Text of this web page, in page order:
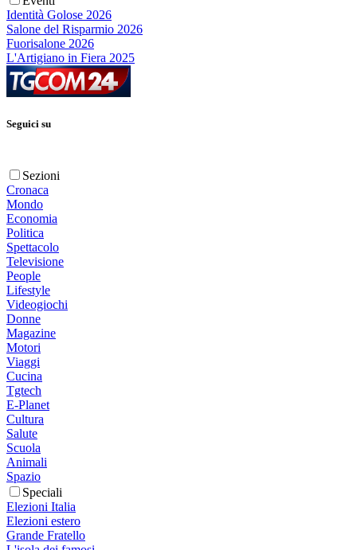
Identità Golose 2026
Salone del Risparmio 2026
Fuorisalone 2026
L'Artigiano in Fiera 2025
Seguici su
Sezioni
Cronaca
Mondo
Economia
Politica
Spettacolo
Televisione
People
Lifestyle
Videogiochi
Donne
Magazine
Motori
Viaggi
Cucina
Tgtech
E-Planet
Cultura
Salute
Scuola
Animali
Spazio
Speciali
Elezioni Italia
Elezioni estero
Grande Fratello